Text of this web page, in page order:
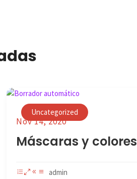
Uncategorized
Nov 14, 2020
Máscaras y colores
admin